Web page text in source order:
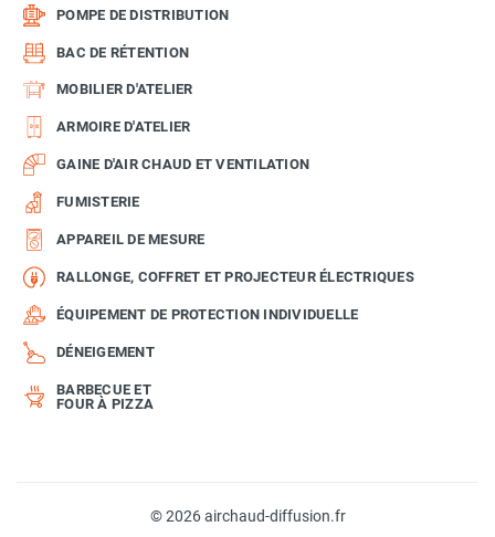
POMPE DE DISTRIBUTION
BAC DE RÉTENTION
MOBILIER D'ATELIER
ARMOIRE D'ATELIER
GAINE D'AIR CHAUD ET VENTILATION
FUMISTERIE
APPAREIL DE MESURE
RALLONGE, COFFRET ET PROJECTEUR ÉLECTRIQUES
ÉQUIPEMENT DE PROTECTION INDIVIDUELLE
DÉNEIGEMENT
BARBECUE ET
FOUR À PIZZA
© 2026 airchaud-diffusion.fr